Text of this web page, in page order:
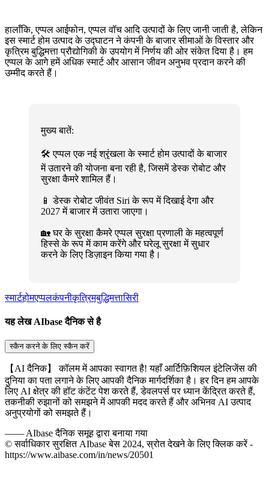
हालाँकि, एप्पल आईफोन, एप्पल वॉच आदि उत्पादों के लिए जानी जाती है, लेकिन
इस स्मार्ट होम उत्पाद के उद्घाटन ने कंपनी के बाजार सीमाओं के विस्तार और
कृत्रिम बुद्धिमत्ता प्रौद्योगिकी के उपयोग में निर्णय की ओर संकेत दिया है। हम
एप्पल के आगे हमें अधिक स्मार्ट और आसान जीवन अनुभव प्रदान करने की
उम्मीद करते हैं।
मुख्य बातें:
🛠️ एप्पल एक नई श्रृंखला के स्मार्ट होम उत्पादों के बाजार
में उतारने की योजना बना रही है, जिसमें डेस्क रोबोट और
सुरक्षा कैमरे शामिल हैं।
📱 डेस्क रोबोट जीवंत Siri के रूप में दिखाई देगा और
2027 में बाजार में उतारा जाएगा।
🏡 घर के सुरक्षा कैमरे एप्पल सुरक्षा प्रणाली के महत्वपूर्ण
हिस्से के रूप में काम करेंगे और घरेलू सुरक्षा में सुधार
करने के लिए डिज़ाइन किया गया है।
स्मार्टहोमएप्पलकंपनीकृत्रिमबुद्धिमत्तासिरी
यह लेख AIbase दैनिक से है
स्कैन करने के लिए स्कैन करें
【AI दैनिक】 कॉलम में आपका स्वागत है! यहाँ आर्टिफ़िशियल इंटेलिजेंस की
दुनिया का पता लगाने के लिए आपकी दैनिक मार्गदर्शिका है। हर दिन हम आपके
लिए AI क्षेत्र की हॉट कंटेंट पेश करते हैं, डेवलपर्स पर ध्यान केंद्रित करते हैं,
तकनीकी रुझानों को समझने में आपकी मदद करते हैं और अभिनव AI उत्पाद
अनुप्रयोगों को समझते हैं।
—— AIbase दैनिक समूह द्वारा बनाया गया
© सर्वाधिकार सुरक्षित AIbase बेस 2024, स्रोत देखने के लिए क्लिक करें -
https://www.aibase.com/in/news/20501